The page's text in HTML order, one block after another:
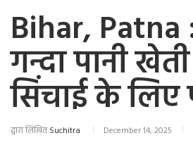
Bihar, Patna
गन्दा पानी
सिंचाई के
द्वारा लिखितSuchitra December 14, 2025